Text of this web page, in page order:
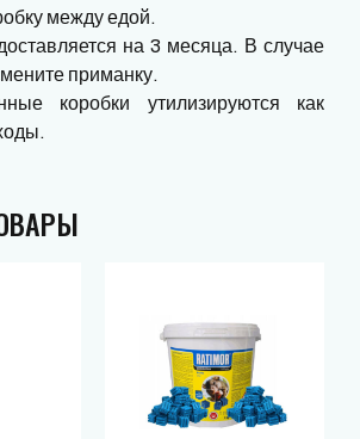
между едой.
на 3 месяца. В случае
приманку.
коробки утилизируются как